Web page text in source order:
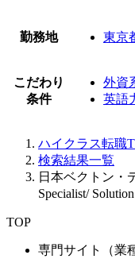
勤務地 東京
こだわり
条件
外資
英語
ハイクラス転職
検索結果一覧
日本ベクトン・
Specialist/
TOP
専門サイト（業